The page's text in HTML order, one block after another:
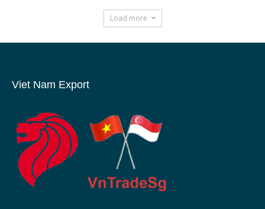
Load more
Viet Nam Export